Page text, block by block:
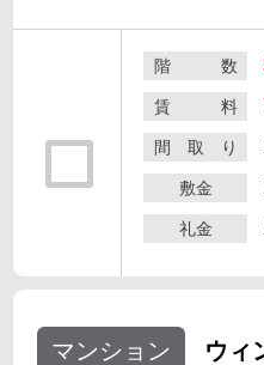
階 数
賃 料
間 取 り
敷金
礼金
マンション ウィ